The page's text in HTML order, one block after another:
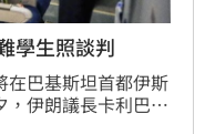
學生照談判
在巴基斯坦首都伊斯
，伊朗議長卡利巴夫